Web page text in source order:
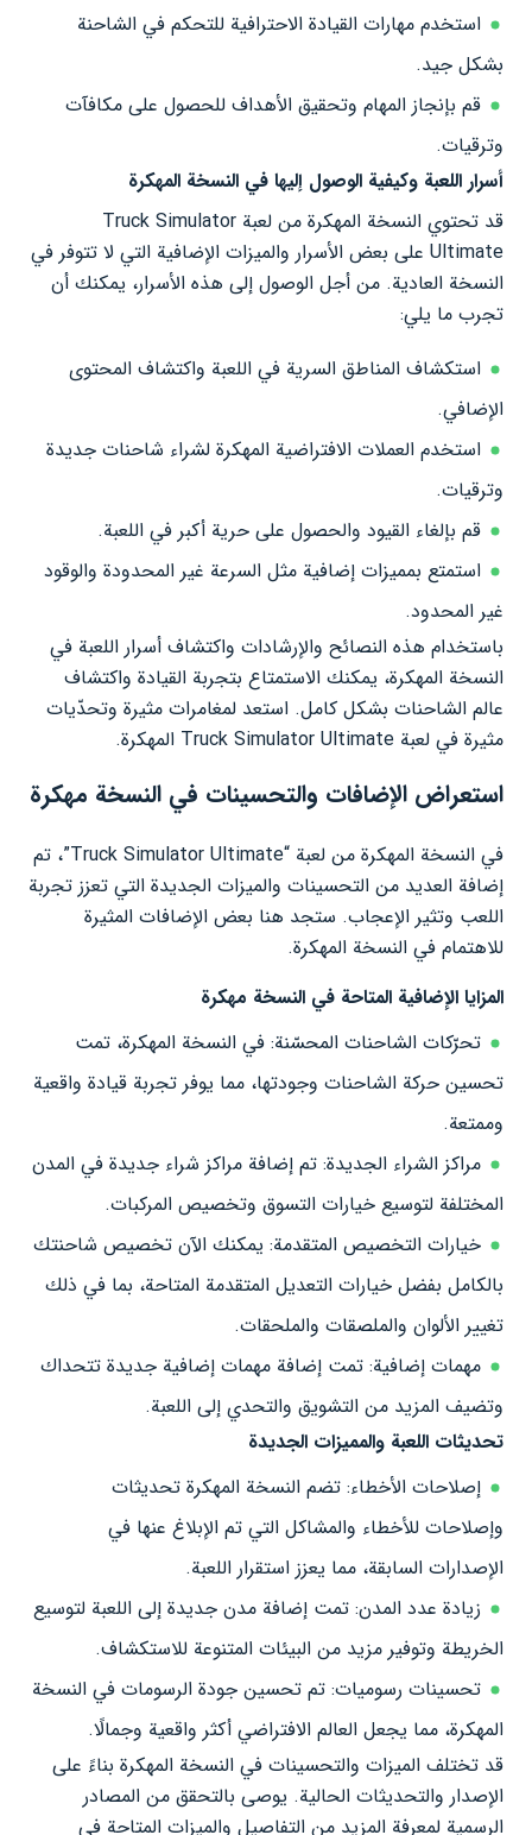
استخدم مهارات القيادة الاحترافية للتحكم في الشاحنة
بشكل جيد.
قم بإنجاز المهام وتحقيق الأهداف للحصول على مكافآت
وترقيات.
أسرار اللعبة وكيفية الوصول إليها في النسخة المهكرة
قد تحتوي النسخة المهكرة من لعبة Truck Simulator
Ultimate على بعض الأسرار والميزات الإضافية التي لا تتوفر في
النسخة العادية. من أجل الوصول إلى هذه الأسرار، يمكنك أن
تجرب ما يلي:
استكشاف المناطق السرية في اللعبة واكتشاف المحتوى
الإضافي.
استخدم العملات الافتراضية المهكرة لشراء شاحنات جديدة
وترقيات.
قم بإلغاء القيود والحصول على حرية أكبر في اللعبة.
استمتع بمميزات إضافية مثل السرعة غير المحدودة والوقود
غير المحدود.
باستخدام هذه النصائح والإرشادات واكتشاف أسرار اللعبة في
النسخة المهكرة، يمكنك الاستمتاع بتجربة القيادة واكتشاف
عالم الشاحنات بشكل كامل. استعد لمغامرات مثيرة وتحدّيات
مثيرة في لعبة Truck Simulator Ultimate المهكرة.
استعراض الإضافات والتحسينات في النسخة مهكرة
في النسخة المهكرة من لعبة “Truck Simulator Ultimate”، تم
إضافة العديد من التحسينات والميزات الجديدة التي تعزز تجربة
اللعب وتثير الإعجاب. ستجد هنا بعض الإضافات المثيرة
للاهتمام في النسخة المهكرة.
المزايا الإضافية المتاحة في النسخة مهكرة
تحرّكات الشاحنات المحسّنة: في النسخة المهكرة، تمت
تحسين حركة الشاحنات وجودتها، مما يوفر تجربة قيادة واقعية
وممتعة.
مراكز الشراء الجديدة: تم إضافة مراكز شراء جديدة في المدن
المختلفة لتوسيع خيارات التسوق وتخصيص المركبات.
خيارات التخصيص المتقدمة: يمكنك الآن تخصيص شاحنتك
بالكامل بفضل خيارات التعديل المتقدمة المتاحة، بما في ذلك
تغيير الألوان والملصقات والملحقات.
مهمات إضافية: تمت إضافة مهمات إضافية جديدة تتحداك
وتضيف المزيد من التشويق والتحدي إلى اللعبة.
تحديثات اللعبة والمميزات الجديدة
إصلاحات الأخطاء: تضم النسخة المهكرة تحديثات
وإصلاحات للأخطاء والمشاكل التي تم الإبلاغ عنها في
الإصدارات السابقة، مما يعزز استقرار اللعبة.
زيادة عدد المدن: تمت إضافة مدن جديدة إلى اللعبة لتوسيع
الخريطة وتوفير مزيد من البيئات المتنوعة للاستكشاف.
تحسينات رسوميات: تم تحسين جودة الرسومات في النسخة
المهكرة، مما يجعل العالم الافتراضي أكثر واقعية وجمالًا.
قد تختلف الميزات والتحسينات في النسخة المهكرة بناءً على
الإصدار والتحديثات الحالية. يوصى بالتحقق من المصادر
الرسمية لمعرفة المزيد من التفاصيل والميزات المتاحة في